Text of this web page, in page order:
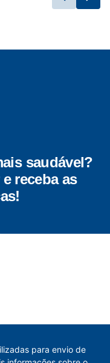
saudável?
receba as
para envio de